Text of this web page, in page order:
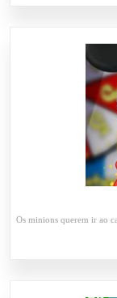
Os minions querem ir ao